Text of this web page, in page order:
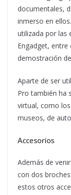
documentales,
inmerso en
utilizada por las
Engadget, entre
demostración
Aparte de ser
Pro también ha
virtual, como
museos, de
Accesorios
Además de
con dos
estos otros